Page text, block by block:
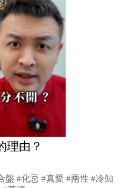
理由？
盤 #化忌 #真愛 #兩性 #冷知